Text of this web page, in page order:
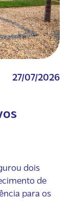
27/07/2026
dois
de
para os